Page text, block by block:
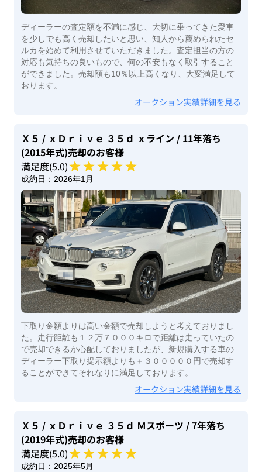
ディーラーの査定額を不満に感じ、大切に乗ってきた愛車
を少しでも高く売却したいと思い、知人から薦められたセ
ルカを始めて利用させていただきました。査定担当の方の
対応も気持ちの良いもので、何の不安もなく取引すること
ができました。売却額も10％以上高くなり、大変満足して
おります。
オークション実績詳細を見る
Ｘ５ / ｘＤｒｉｖｅ ３５ｄ ｘライン / 11年落ち
(2015年式)売却のお客様
満足度(5.0)
成約日： 2026年1月
下取り金額よりは高い金額で売却しようと考えておりまし
た。走行距離も１２万７０００キロで距離は走っていたの
で売却できるか心配しておりましたが、新規購入する車の
ディーラー下取り提示額よりも＋３０００００円で売却す
ることができてそれなりに満足しております。
オークション実績詳細を見る
Ｘ５ / ｘＤｒｉｖｅ ３５ｄ Ｍスポーツ / 7年落ち
(2019年式)売却のお客様
満足度(5.0)
成約日： 2025年5月